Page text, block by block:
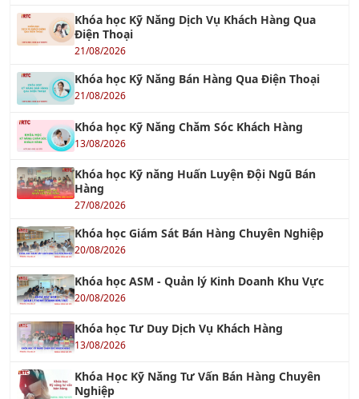
Khóa học Kỹ Năng Dịch Vụ Khách Hàng Qua
Điện Thoại
21/08/2026
Khóa học Kỹ Năng Bán Hàng Qua Điện Thoại
21/08/2026
Khóa học Kỹ Năng Chăm Sóc Khách Hàng
13/08/2026
Khóa học Kỹ năng Huấn Luyện Đội Ngũ Bán
Hàng
27/08/2026
Khóa học Giám Sát Bán Hàng Chuyên Nghiệp
20/08/2026
Khóa học ASM - Quản lý Kinh Doanh Khu Vực
20/08/2026
Khóa học Tư Duy Dịch Vụ Khách Hàng
13/08/2026
Khóa Học Kỹ Năng Tư Vấn Bán Hàng Chuyên
Nghiệp